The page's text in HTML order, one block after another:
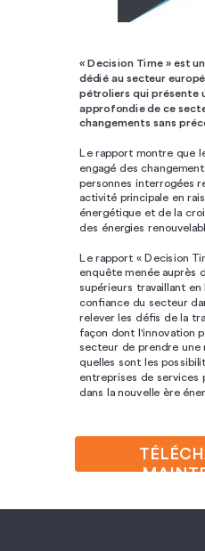
« Decision Time » est
dédié au secteur
pétroliers qui présente
approfondie de ce
changements sans
Le rapport montre que
engagé des
personnes interrogées
activité principale en
énergétique et de la
des énergies
Le rapport « Decision
enquête menée auprès
supérieurs travaillant en
confiance du secteur
relever les défis de la
façon dont l'innovation
secteur de prendre une
quelles sont les
entreprises de services
dans la nouvelle ère